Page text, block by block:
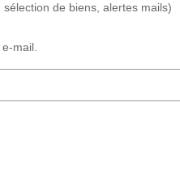
de biens, alertes mails)
mail.